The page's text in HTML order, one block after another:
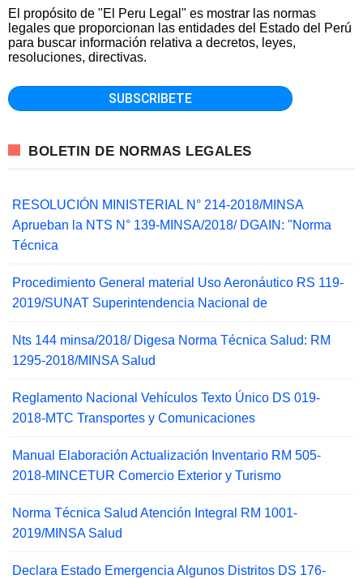
El propósito de "El Peru Legal" es mostrar las normas
legales que proporcionan las entidades del Estado del Perú
para buscar información relativa a decretos, leyes,
resoluciones, directivas.
BOLETIN DE NORMAS LEGALES
RESOLUCIÓN MINISTERIAL N° 214-2018/MINSA
Aprueban la NTS N° 139-MINSA/2018/ DGAIN: "Norma
Técnica
Procedimiento General material Uso Aeronáutico RS 119-
2019/SUNAT Superintendencia Nacional de
Nts 144 minsa/2018/ Digesa Norma Técnica Salud: RM
1295-2018/MINSA Salud
Reglamento Nacional Vehículos Texto Único DS 019-
2018-MTC Transportes y Comunicaciones
Manual Elaboración Actualización Inventario RM 505-
2018-MINCETUR Comercio Exterior y Turismo
Norma Técnica Salud Atención Integral RM 1001-
2019/MINSA Salud
Declara Estado Emergencia Algunos Distritos DS 176-